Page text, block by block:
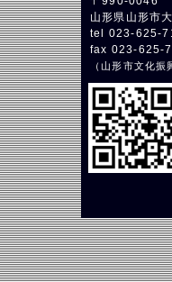
山形県山形市
tel 023-625-
fax 023-625-
（山形市文化振